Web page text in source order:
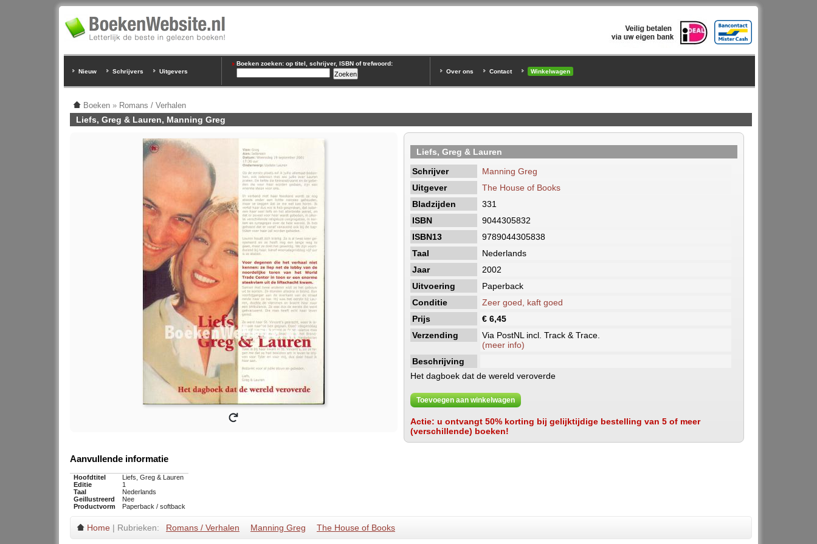
Nieuw Schrijvers Uitgevers
Boeken zoeken: op titel, schrijver, ISBN of trefwoord:
Over ons
Contact Winkelwagen
Boeken » Romans / Verhalen
Liefs, Greg & Lauren, Manning Greg
Liefs, Greg & Lauren
Schrijver
Manning Greg
Uitgever
The House of Books
Bladzijden
331
ISBN
9044305832
ISBN13
9789044305838
Taal
Nederlands
Jaar
2002
Uitvoering
Paperback
Conditie
Zeer goed, kaft goed
Prijs
€ 6,45
Verzending
Via PostNL incl. Track & Trace.
(meer info)
Beschrijving
Het dagboek dat de wereld veroverde
Toevoegen aan winkelwagen
Actie: u ontvangt 50% korting bij gelijktijdige bestelling van 5 of meer
(verschillende) boeken!
Aanvullende informatie
Hoofdtitel
Liefs, Greg & Lauren
Editie
1
Taal
Nederlands
Geillustreerd
Nee
Productvorm
Paperback / softback
Home | Rubrieken: Romans / Verhalen Manning Greg The House of Books